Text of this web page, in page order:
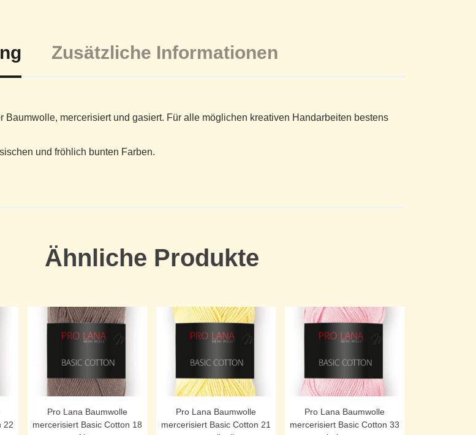
Zusätzliche Informationen
Baumwolle, mercerisiert und gasiert. Für alle möglichen kreativen Handarbeiten bestens
und fröhlich bunten Farben.
Ähnliche Produkte
22
Pro Lana Baumwolle
mercerisiert Basic Cotton 18
Pro Lana Baumwolle
mercerisiert Basic Cotton 21
Pro Lana Baumwolle
mercerisiert Basic Cotton 33